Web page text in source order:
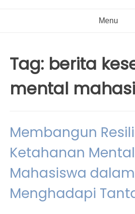
Menu
Tag: berita
mental
Membangun
Ketahanan Mental
Mahasiswa dalam
Menghadapi